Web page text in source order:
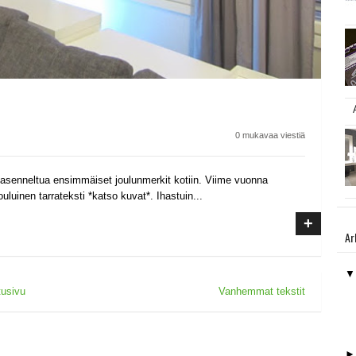
0 mukavaa viestiä
ensimmäiset joulunmerkit kotiin. Viime vuonna
tarrateksti *katso kuvat*. Ihastuin...
+
Vanhemmat tekstit